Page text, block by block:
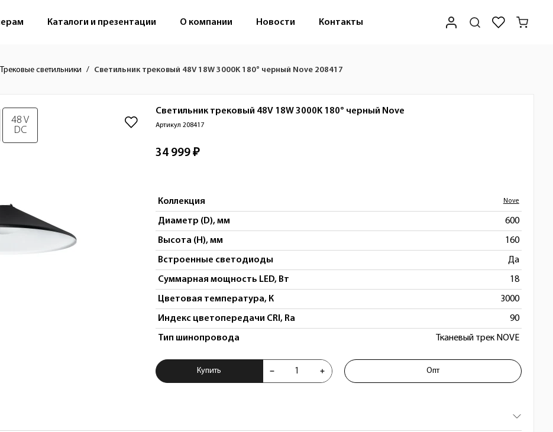
Каталоги и презентации О компании Новости Контакты
Трековые светильники Светильник трековый 48V 18W 3000K 180° черный Nove 208417
48 V
DC
Светильник трековый 48V 18W 3000K 180° черный Nove
Артикул 208417
34 999 ₽
Коллекция Nove
Диаметр (D), мм 600
Высота (H), мм 160
Встроенные светодиоды Да
Суммарная мощность LED, Вт 18
Цветовая температура, К 3000
Индекс цветопередачи CRI, Ra 90
Тип шинопровода Тканевый трек NOVE
Купить Светильник трековый 48V 18W 3000K 180°
Купить Опт